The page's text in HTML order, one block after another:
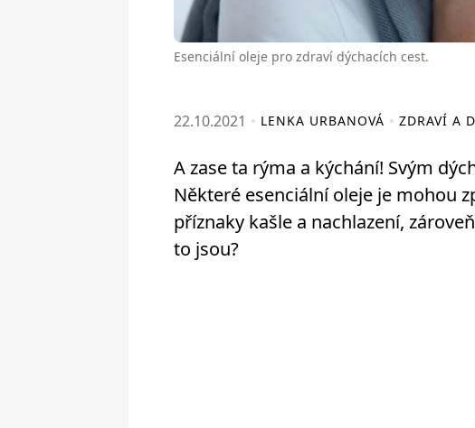
Esenciální oleje pro zdraví dýchacích cest.
22.10.2021 LENKA URBANOVÁ ZDRAVÍ A
A zase ta rýma a kýchání! Svým
Některé esenciální oleje je mohou
příznaky kašle a nachlazení,
to jsou?